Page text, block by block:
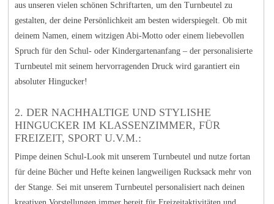
aus unseren vielen schönen Schriftarten, um den Turnbeutel zu
gestalten, der deine Persönlichkeit am besten widerspiegelt. Ob mit
deinem Namen, einem witzigen Abi-Motto oder einem liebevollen
Spruch für den Schul- oder Kindergartenanfang – der personalisierte
Turnbeutel mit seinem hervorragenden Druck wird garantiert ein
absoluter Hingucker!
2. DER NACHHALTIGE UND STYLISHE
HINGUCKER IM KLASSENZIMMER, FÜR
FREIZEIT, SPORT U.V.M.:
Pimpe deinen Schul-Look mit unserem Turnbeutel und nutze fortan
für deine Bücher und Hefte keinen langweiligen Rucksack mehr von
der Stange. Sei mit unserem Turnbeutel personalisiert nach deinen